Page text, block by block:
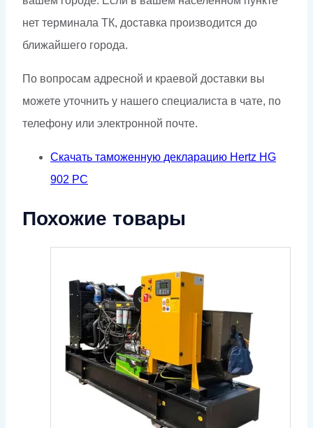
нет терминала ТК, доставка производится до
ближайшего города.
По вопросам адресной и краевой доставки вы
можете уточнить у нашего специалиста в чате, по
телефону или электронной почте.
Скачать таможенную декларацию Hertz HG
902 PC
Похожие товары